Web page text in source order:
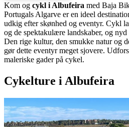
Kom og cykl i Albufeira med Baja
Portugals Algarve er en ideel
udkig efter skønhed og eventyr. Cykl
og de spektakulære landskaber, og
Den rige kultur, den smukke natur og
gør dette eventyr meget sjovere.
maleriske gader på cykel.
Cykelture i Albufeira